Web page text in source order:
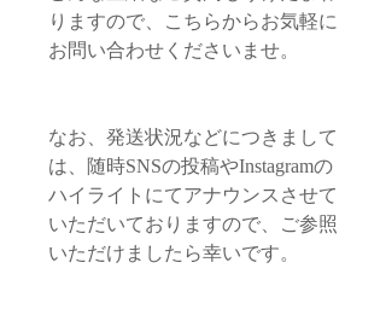
りますので、こちらからお気軽に
お問い合わせくださいませ。
なお、発送状況などにつきまして
は、随時SNSの投稿やInstagramの
ハイライトにてアナウンスさせて
いただいておりますので、ご参照
いただけましたら幸いです。